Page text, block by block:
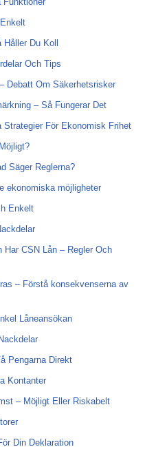
Håller Du Koll
Och Tips
Debatt Om Säkerhetsrisker
– Så Fungerar Det
För Ekonomisk Frihet
Säger Reglerna?
ekonomiska möjligheter
Enkelt
CSN Lån – Regler Och
– Förstå konsekvenserna av
Låneansökan
Pengarna Direkt
Kontanter
– Möjligt Eller Riskabelt
Din Deklaration